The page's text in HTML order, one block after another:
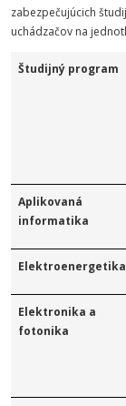
zabezpečujúcich
uchádzačov na
Študijný program
Aplikovaná
informatika
Elektroenergetika
Elektronika a
fotonika